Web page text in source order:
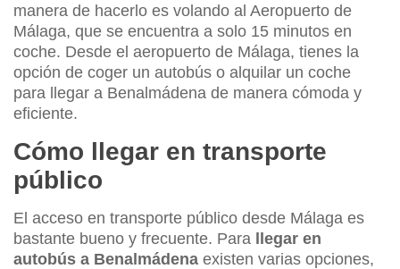
manera de hacerlo es volando al Aeropuerto de
Málaga, que se encuentra a solo 15 minutos en
coche. Desde el aeropuerto de Málaga, tienes la
opción de coger un autobús o alquilar un coche
para llegar a Benalmádena de manera cómoda y
eficiente.
Cómo llegar en transporte
público
El acceso en transporte público desde Málaga es
bastante bueno y frecuente. Para llegar en
autobús a Benalmádena existen varias opciones,